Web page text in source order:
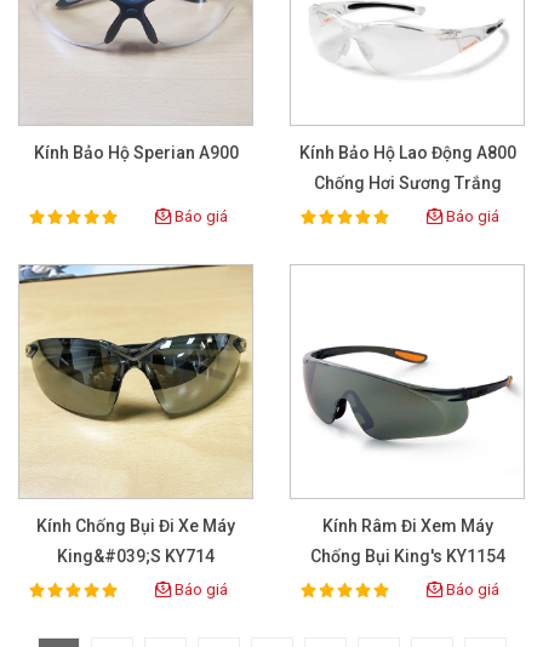
Kính Bảo Hộ Sperian A900
Rating:
100% Báo giá
Kính Bảo Hộ Lao Động A800
Chống Hơi Sương Trắng
Rating:
100% Báo giá
Kính Chống Bụi Đi Xe Máy
King&#039;s KY714
Rating:
100% Báo giá
Kính Râm Đi Xem Máy
Chống Bụi King's KY1154
Rating:
100% Báo giá